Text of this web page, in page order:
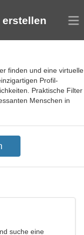
erstellen
finden und eine virtuelle
Profil-
Praktische Filter
Menschen in
suche eine